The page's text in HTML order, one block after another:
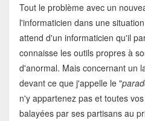
Tout le problème avec un
l'informaticien dans une
attend d'un informaticien qu'il
connaisse les outils propres à
d'anormal. Mais concernant un
devant ce que j'appelle le "
n'y appartenez pas et toutes
balayées par ses partisans au